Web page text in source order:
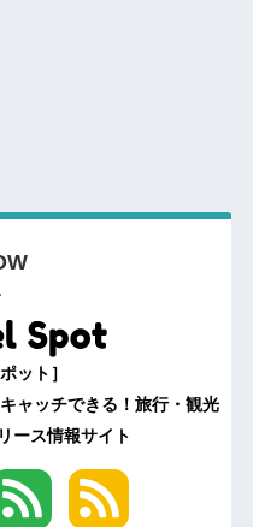
ット］
ャッチできる！旅行・観光
ース情報サイト